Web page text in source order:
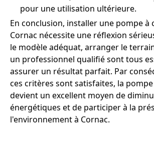
pour une utilisation ultérieure.
En conclusion, installer une pompe à
Cornac nécessite une réflexion
le modèle adéquat, arranger le
un professionnel qualifié sont tous
assurer un résultat parfait. Par
ces critères sont satisfaites, la
devient un excellent moyen de
énergétiques et de participer à la
l'environnement à Cornac.